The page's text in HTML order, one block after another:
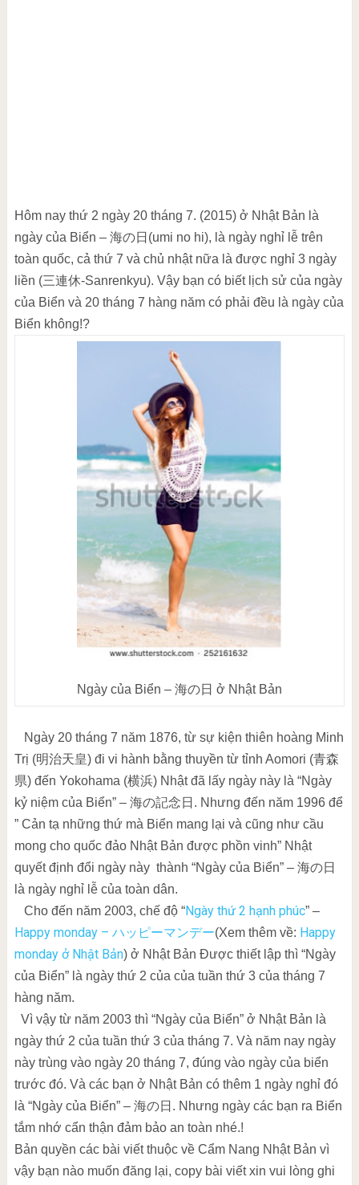
Hôm nay thứ 2 ngày 20 tháng 7. (2015) ở Nhật Bản là
ngày của Biển – 海の日(umi no hi), là ngày nghỉ lễ trên
toàn quốc, cả thứ 7 và chủ nhật nữa là được nghỉ 3 ngày
liền (三連休-Sanrenkyu). Vậy bạn có biết lịch sử của ngày
của Biển và 20 tháng 7 hàng năm có phải đều là ngày của
Biển không!?
Ngày của Biển – 海の日 ở Nhật Bản
Ngày 20 tháng 7 năm 1876, từ sự kiện thiên hoàng Minh
Trị (明治天皇) đi vi hành bằng thuyền từ tỉnh Aomori (青森
県) đến Yokohama (横浜) Nhật đã lấy ngày này là “Ngày
kỷ niệm của Biển” – 海の記念日. Nhưng đến năm 1996 để
” Cản tạ những thứ mà Biển mang lại và cũng như cầu
mong cho quốc đảo Nhật Bản được phồn vinh” Nhật
quyết định đổi ngày này thành “Ngày của Biển” – 海の日
là ngày nghỉ lễ của toàn dân.
Cho đến năm 2003, chế độ “Ngày thứ 2 hạnh phúc” –
Happy monday – ハッピーマンデー(Xem thêm về: Happy
monday ở Nhật Bản) ở Nhật Bản Được thiết lập thì “Ngày
của Biển” là ngày thứ 2 của của tuần thứ 3 của tháng 7
hàng năm.
Vì vậy từ năm 2003 thì “Ngày của Biển” ở Nhật Bản là
ngày thứ 2 của tuần thứ 3 của tháng 7. Và năm nay ngày
này trùng vào ngày 20 tháng 7, đúng vào ngày của biển
trước đó. Và các bạn ở Nhật Bản có thêm 1 ngày nghỉ đó
là “Ngày của Biển” – 海の日. Nhưng ngày các bạn ra Biển
tắm nhớ cẩn thận đảm bảo an toàn nhé.!
Bản quyền các bài viết thuộc về Cẩm Nang Nhật Bản vì
vậy bạn nào muốn đăng lại, copy bài viết xin vui lòng ghi